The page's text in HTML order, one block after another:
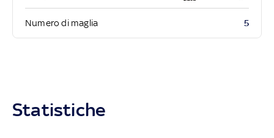
Numero di maglia 5
Statistiche